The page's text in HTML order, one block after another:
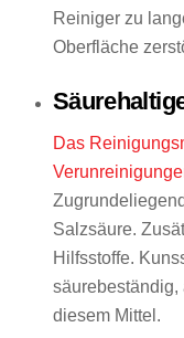
Reiniger zu
Oberfläche
Das
Salzsäure.
Hilfsstoffe.
diesem Mittel.